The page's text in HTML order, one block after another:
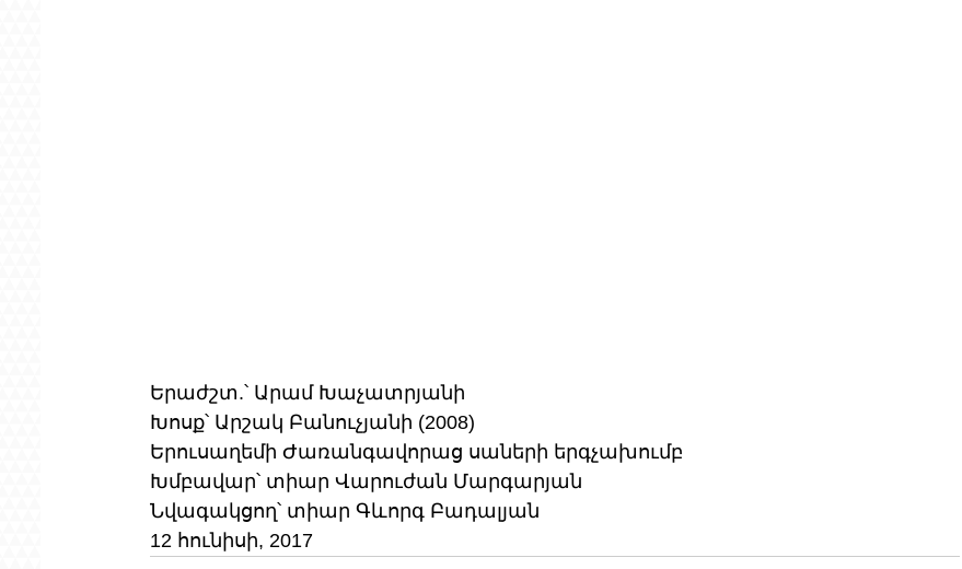
Երաժշտ.՝ Արամ Խաչատրյանի
Խոսք՝ Արշակ Բանուչյանի (2008)
Երուսաղեմի Ժառանգավորաց սաների երգչախումբ
Խմբավար՝ տիար Վարուժան Մարգարյան
Նվագակցող՝ տիար Գևորգ Բադալյան
12 հունիսի, 2017